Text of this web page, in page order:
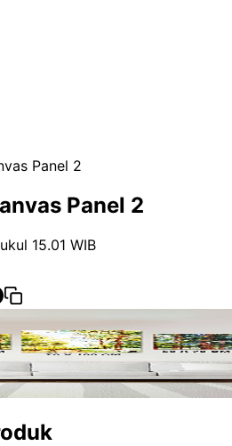
Panel 2
Panel 2
15.01 WIB